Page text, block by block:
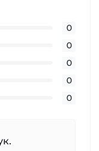
0
0
0
0
0